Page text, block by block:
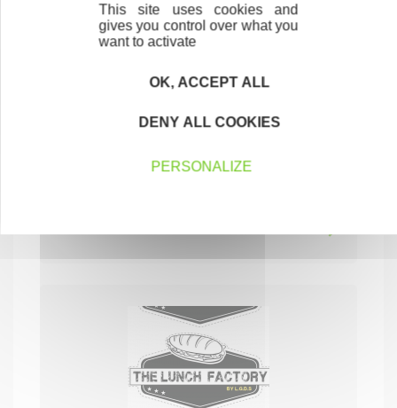
This site uses cookies and
gives you control over what you
want to activate
OK, ACCEPT ALL
DENY ALL COOKIES
PERSONALIZE